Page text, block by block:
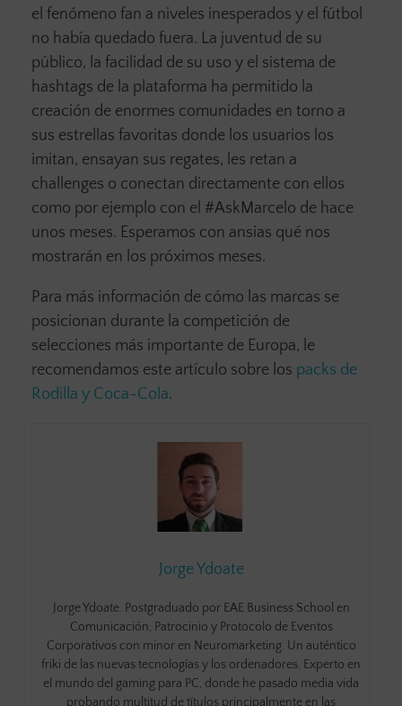
el fenómeno fan a niveles inesperados y el fútbol
no había quedado fuera. La juventud de su
público, la facilidad de su uso y el sistema de
hashtags de la plataforma ha permitido la
creación de enormes comunidades en torno a
sus estrellas favoritas donde los usuarios los
imitan, ensayan sus regates, les retan a
challenges o conectan directamente con ellos
como por ejemplo con el #AskMarcelo de hace
unos meses. Esperamos con ansias qué nos
mostrarán en los próximos meses.
Para más información de cómo las marcas se
posicionan durante la competición de
selecciones más importante de Europa, le
recomendamos este artículo sobre los packs de
Rodilla y Coca-Cola.
Jorge Ydoate
Jorge Ydoate. Postgraduado por EAE Business School en
Comunicación, Patrocinio y Protocolo de Eventos
Corporativos con minor en Neuromarketing. Un auténtico
friki de las nuevas tecnologías y los ordenadores. Experto en
el mundo del gaming para PC, donde he pasado media vida
probando multitud de títulos principalmente en las